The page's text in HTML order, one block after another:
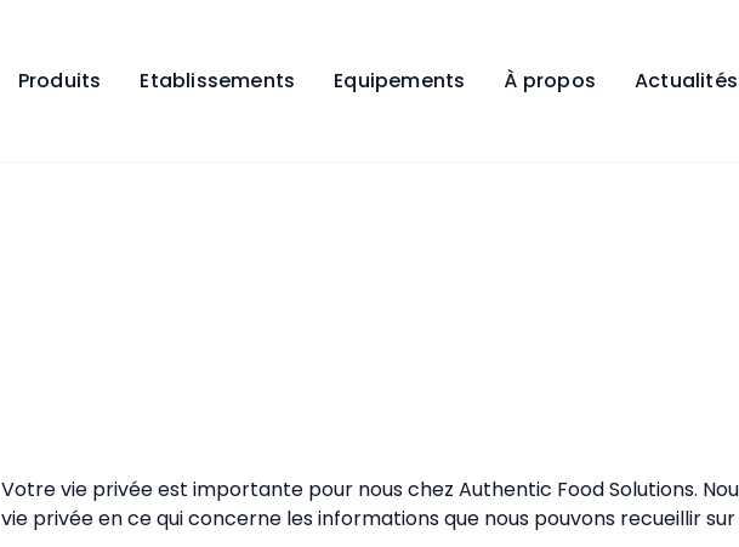
Produits Etablissements Equipements À propos Actualités
Votre vie privée est importante pour nous chez Authentic Food Solutions.
vie privée en ce qui concerne les informations que nous pouvons recueillir